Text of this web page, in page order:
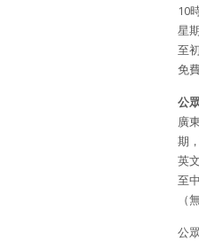
10
星
至
免
公
廣
期
英
至
（
公